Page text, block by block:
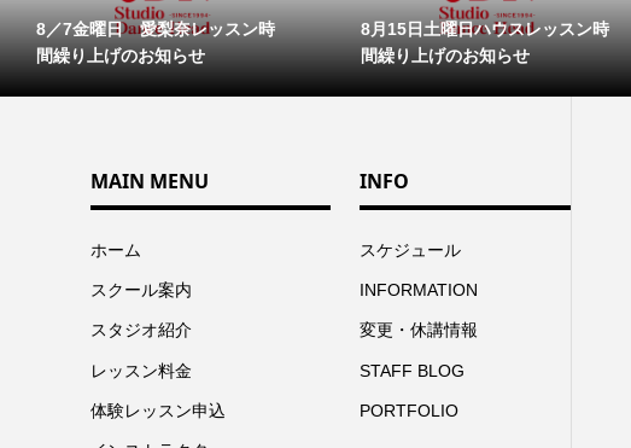
8／7金曜日 愛梨奈レッスン時
間繰り上げのお知らせ
8月15日土曜日ハウスレッスン時
間繰り上げのお知らせ
MAIN MENU
ホーム
スクール案内
スタジオ紹介
レッスン料金
体験レッスン申込
INFO
スケジュール
INFORMATION
変更・休講情報
STAFF BLOG
PORTFOLIO